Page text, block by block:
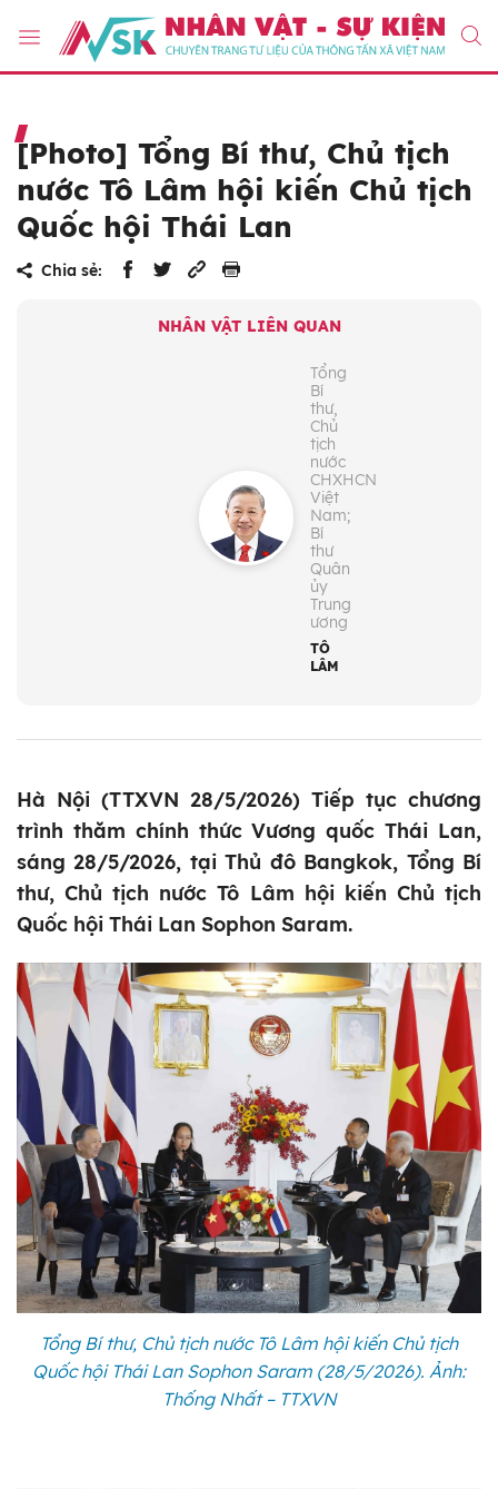
[Photo] Tổng Bí thư, Chủ tịch
nước Tô Lâm hội kiến Chủ tịch
Quốc hội Thái Lan
Chia sẻ:
NHÂN VẬT LIÊN QUAN
Tổng
Bí
thư,
Chủ
tịch
nước
CHXHCN
Việt
Nam;
Bí
thư
Quân
ủy
Trung
ương
TÔ
LÂM
Hà Nội (TTXVN 28/5/2026) Tiếp tục chương
trình thăm chính thức Vương quốc Thái Lan,
sáng 28/5/2026, tại Thủ đô Bangkok, Tổng Bí
thư, Chủ tịch nước Tô Lâm hội kiến Chủ tịch
Quốc hội Thái Lan Sophon Saram.
Tổng Bí thư, Chủ tịch nước Tô Lâm hội kiến Chủ tịch
Quốc hội Thái Lan Sophon Saram (28/5/2026). Ảnh:
Thống Nhất – TTXVN